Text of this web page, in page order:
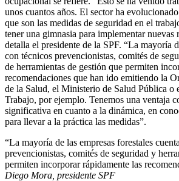
unos cuantos años. El sector ha
que son las medidas de seguridad en el
tener una gimnasia para implementar nuevas
detalla el presidente de la SPF. “La mayoría
con técnicos prevencionistas, comités de
de herramientas de gestión que permiten
recomendaciones que han ido emitiendo la
de la Salud, el Ministerio de Salud Pública o
Trabajo, por ejemplo. Tenemos una ventaja
significativa en cuanto a la dinámica, en
para llevar a la práctica las medidas”.
“La mayoría de las empresas forestales
prevencionistas, comités de seguridad y
permiten incorporar rápidamente las
Diego Mora, presidente SPF